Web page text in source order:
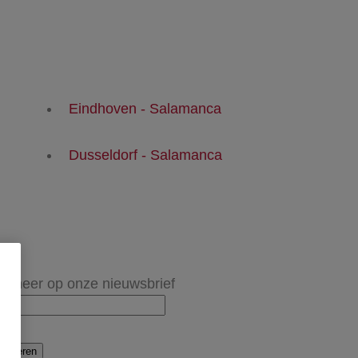
Eindhoven - Salamanca
Dusseldorf - Salamanca
op onze nieuwsbrief